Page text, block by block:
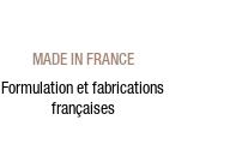
MADE IN FRANCE
Formulation et fabrications
françaises